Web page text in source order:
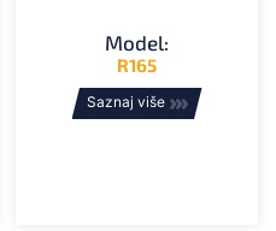
Model:
R165
Saznaj više